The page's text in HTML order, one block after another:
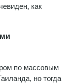
как
по массовым
но тогда